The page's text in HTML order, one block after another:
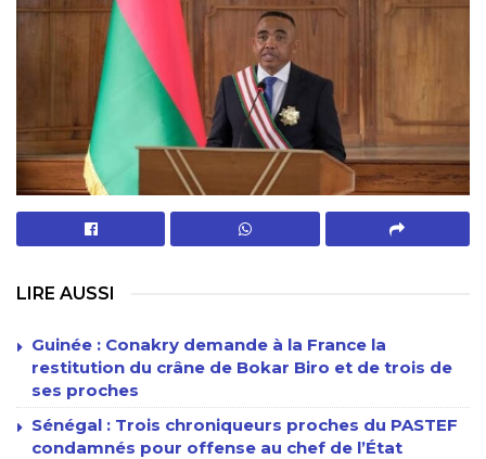
LIRE AUSSI
Guinée : Conakry demande à la France la
restitution du crâne de Bokar Biro et de trois de
ses proches
Sénégal : Trois chroniqueurs proches du PASTEF
condamnés pour offense au chef de l’État